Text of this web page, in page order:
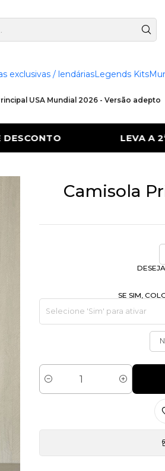
exclusivas / lendáriasLegends Kits
USA Mundial 2026 - Versão adepto
COM 50% DE DESCONTO
Camisola
SE SIM,
Quantidade